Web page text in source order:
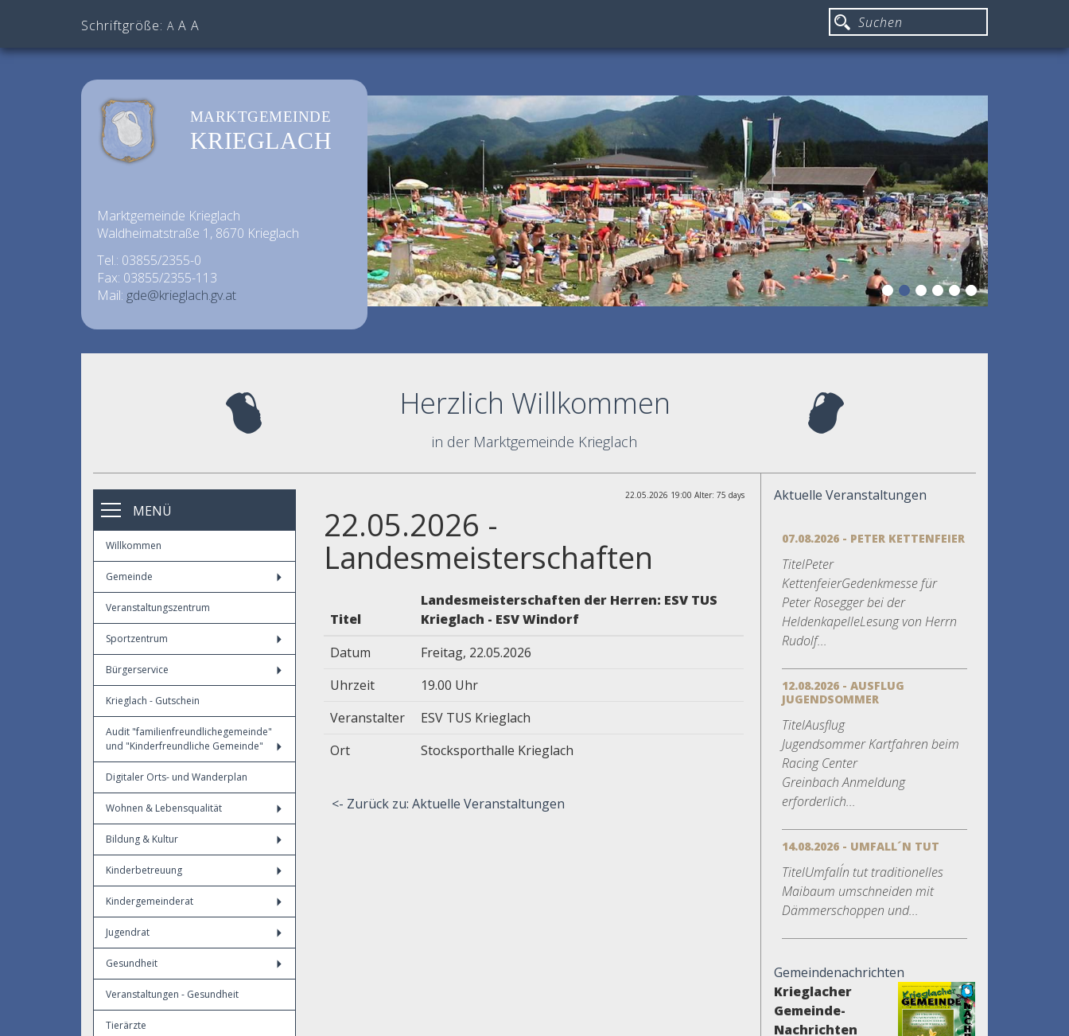
Schriftgröße: A A A
MARKTGEMEINDE
KRIEGLACH
Marktgemeinde Krieglach
Waldheimatstraße 1, 8670 Krieglach
Tel.: 03855/2355-0
Fax: 03855/2355-113
Mail: gde@krieglach.gv.at
Herzlich Willkommen
in der Marktgemeinde Krieglach
MENÜ
Willkommen
Gemeinde
Veranstaltungszentrum
Sportzentrum
Bürgerservice
Krieglach - Gutschein
Audit "familienfreundlichegemeinde"
und "Kinderfreundliche Gemeinde"
Digitaler Orts- und Wanderplan
Wohnen & Lebensqualität
Bildung & Kultur
Kinderbetreuung
Kindergemeinderat
Jugendrat
Gesundheit
Veranstaltungen - Gesundheit
Tierärzte
22.05.2026 19:00 Alter: 75 days
22.05.2026 -
Landesmeisterschaften
Titel
Landesmeisterschaften der Herren: ESV TUS
Krieglach - ESV Windorf
Datum
Freitag, 22.05.2026
Uhrzeit
19.00 Uhr
Veranstalter
ESV TUS Krieglach
Ort
Stocksporthalle Krieglach
<- Zurück zu: Aktuelle Veranstaltungen
Aktuelle Veranstaltungen
07.08.2026 - PETER KETTENFEIER
TitelPeter
KettenfeierGedenkmesse für
Peter Rosegger bei der
HeldenkapelleLesung von Herrn
Rudolf...
12.08.2026 - AUSFLUG
JUGENDSOMMER
TitelAusflug
Jugendsommer Kartfahren beim
Racing Center
Greinbach Anmeldung
erforderlich...
14.08.2026 - UMFALL´N TUT
TitelUmfall´n tut traditionelles
Maibaum umschneiden mit
Dämmerschoppen und...
Gemeindenachrichten
Krieglacher
Gemeinde-
Nachrichten